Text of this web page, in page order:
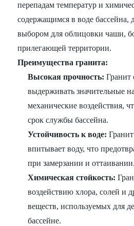
перепадам температур и
содержащимся в воде бассейна,
выбором для облицовки чаши,
прилегающей территории.
Преимущества гранита:
Высокая прочность: Гранит
выдерживать значительные
механические воздействия,
срок службы бассейна.
Устойчивость к воде:
впитывает воду, что
при замерзании и оттаивании.
Химическая стойкость:
воздействию хлора, солей и
веществ, используемых для
бассейне.